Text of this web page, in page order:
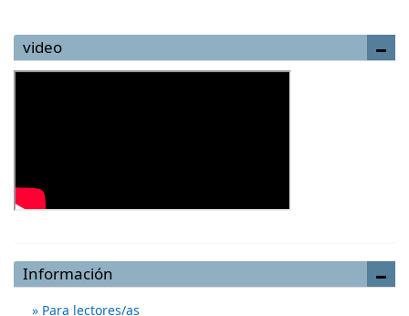
video
Información
Para lectores/as